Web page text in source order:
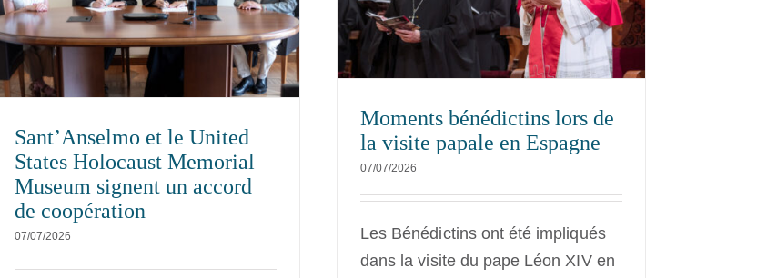
visite papale en Espagne
NEXUS
Moments bénédictins lors de
la visite papale en Espagne
07/07/2026
Les Bénédictins ont été impliqués
dans la visite du pape Léon XIV en
Sant’Anselmo et le United
States Holocaust Memorial
Museum signent un accord
de coopération
07/07/2026